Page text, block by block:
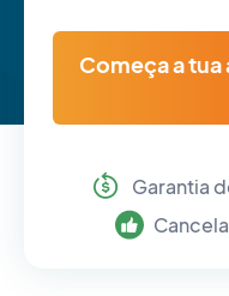
Começa a
Garantia